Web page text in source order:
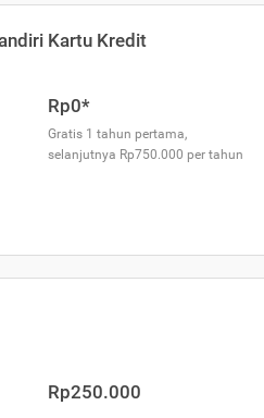
Kartu Kredit
Rp0*
Gratis 1 tahun pertama,
selanjutnya Rp750.000 per tahun
Rp250.000